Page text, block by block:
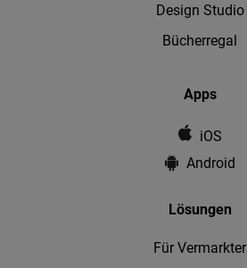
Design Studio
Bücherregal
Apps
iOS
Android
Lösungen
Für Vermarkter